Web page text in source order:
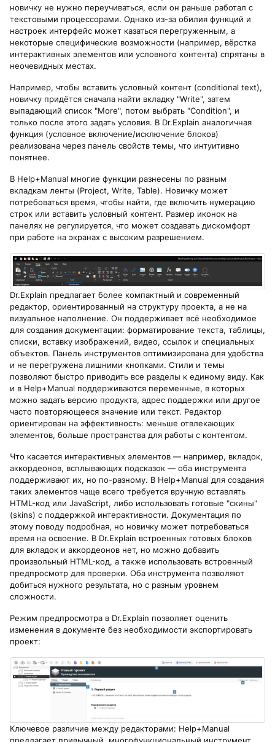
новичку не нужно переучиваться, если он раньше работал с
текстовыми процессорами. Однако из-за обилия функций и
настроек интерфейс может казаться перегруженным, а
некоторые специфические возможности (например, вёрстка
интерактивных элементов или условного контента) спрятаны в
неочевидных местах.
Например, чтобы вставить условный контент (conditional text),
новичку придётся сначала найти вкладку "Write", затем
выпадающий список "More", потом выбрать "Condition", и
только после этого задать условия. В Dr.Explain аналогичная
функция (условное включение/исключение блоков)
реализована через панель свойств темы, что интуитивно
понятнее.
В Help+Manual многие функции разнесены по разным
вкладкам ленты (Project, Write, Table). Новичку может
потребоваться время, чтобы найти, где включить нумерацию
строк или вставить условный контент. Размер иконок на
панелях не регулируется, что может создавать дискомфорт
при работе на экранах с высоким разрешением.
Dr.Explain предлагает более компактный и современный
редактор, ориентированный на структуру проекта, а не на
визуальное наполнение. Он поддерживает всё необходимое
для создания документации: форматирование текста, таблицы,
списки, вставку изображений, видео, ссылок и специальных
объектов. Панель инструментов оптимизирована для удобства
и не перегружена лишними кнопками. Стили и темы
позволяют быстро приводить все разделы к единому виду. Как
и в Help+Manual поддерживаются переменные, в которых
можно задать версию продукта, адрес поддержки или другое
часто повторяющееся значение или текст. Редактор
ориентирован на эффективность: меньше отвлекающих
элементов, больше пространства для работы с контентом.
Что касается интерактивных элементов — например, вкладок,
аккордеонов, всплывающих подсказок — оба инструмента
поддерживают их, но по-разному. В Help+Manual для создания
таких элементов чаще всего требуется вручную вставлять
HTML-код или JavaScript, либо использовать готовые "скины"
(skins) с поддержкой интерактивности. Документация по
этому поводу подробная, но новичку может потребоваться
время на освоение. В Dr.Explain встроенных готовых блоков
для вкладок и аккордеонов нет, но можно добавить
произвольный HTML-код, а также использовать встроенный
предпросмотр для проверки. Оба инструмента позволяют
добиться нужного результата, но с разным уровнем
сложности.
Режим предпросмотра в Dr.Explain позволяет оценить
изменения в документе без необходимости экспортировать
проект:
Ключевое различие между редакторами: Help+Manual